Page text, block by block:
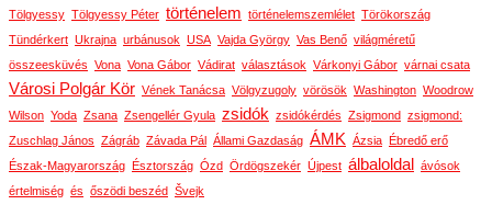
Tölgyessy Tölgyessy Péter történelem történelemszemlélet Törökország
Tündérkert Ukrajna urbánusok USA Vajda György Vas Benő világméretű
összeesküvés Vona Vona Gábor Vádirat választások Várkonyi Gábor várnai csata
Városi Polgár Kör Vének Tanácsa Völgyzugoly vörösök Washington Woodrow
Wilson Yoda Zsana Zsengellér Gyula zsidók zsidókérdés Zsigmond zsigmond:
Zuschlag János Zágráb Závada Pál Állami Gazdaság ÁMK Ázsia Ébredő erő
Észak-Magyarország Észtország Ózd Ördögszekér Újpest álbaloldal
ávósok
értelmiség és őszödi beszéd Švejk